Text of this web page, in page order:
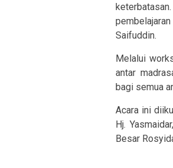
Saifuddin.
Melalui
antar
bagi semua
Acara ini
Hj.
Besar